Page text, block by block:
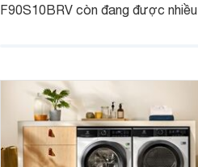
F90S10BRV còn đang được nhiều
giặt cửa trên 9kg.